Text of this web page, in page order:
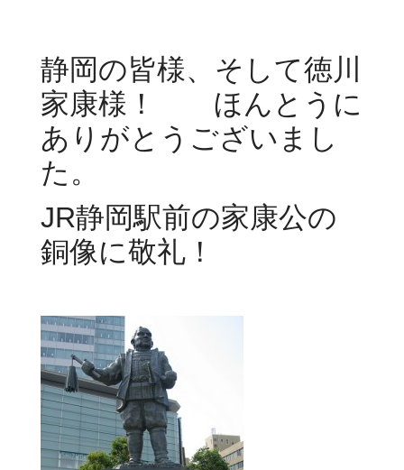
静岡の皆様、そして徳川
家康様！ ほんとうに
ありがとうございまし
た。
JR静岡駅前の家康公の
銅像に敬礼！